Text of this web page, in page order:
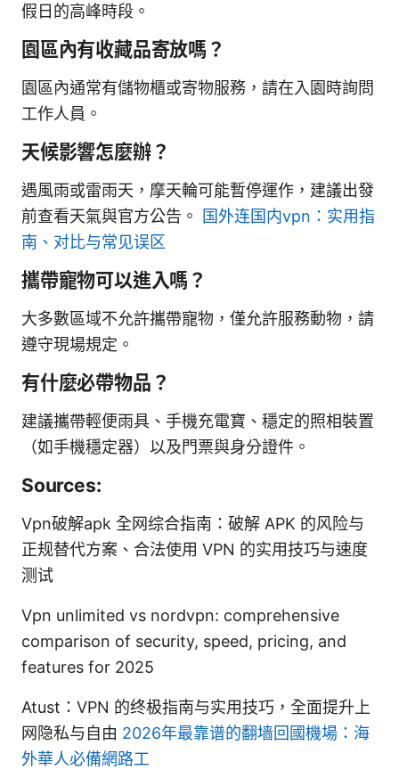
假日的高峰時段。
園區內有收藏品寄放嗎？
園區內通常有儲物櫃或寄物服務，請在入園時詢問
工作人員。
天候影響怎麼辦？
遇風雨或雷雨天，摩天輪可能暫停運作，建議出發
前查看天氣與官方公告。
国外连国内vpn：实用指
南、对比与常见误区
攜帶寵物可以進入嗎？
大多數區域不允許攜帶寵物，僅允許服務動物，請
遵守現場規定。
有什麼必帶物品？
建議攜帶輕便雨具、手機充電寶、穩定的照相裝置
（如手機穩定器）以及門票與身分證件。
Sources:
Vpn破解apk 全网综合指南：破解 APK 的风险与
正规替代方案、合法使用 VPN 的实用技巧与速度
测试
Vpn unlimited vs nordvpn: comprehensive
comparison of security, speed, pricing, and
features for 2025
Atust：VPN 的终极指南与实用技巧，全面提升上
网隐私与自由 2026年最靠谱的翻墙回國機場：海
外華人必備網路工